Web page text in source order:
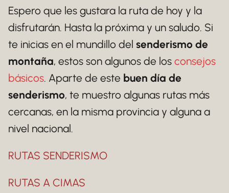
Espero que les gustara la ruta de hoy y la
disfrutarán. Hasta la próxima y un saludo. Si
te inicias en el mundillo del senderismo de
montaña, estos son algunos de los consejos
básicos. Aparte de este buen día de
senderismo, te muestro algunas rutas más
cercanas, en la misma provincia y alguna a
nivel nacional.
RUTAS SENDERISMO
RUTAS A CIMAS